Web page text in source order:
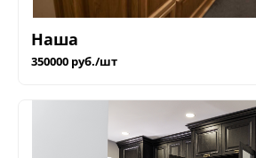
Наша
350000 руб./шт